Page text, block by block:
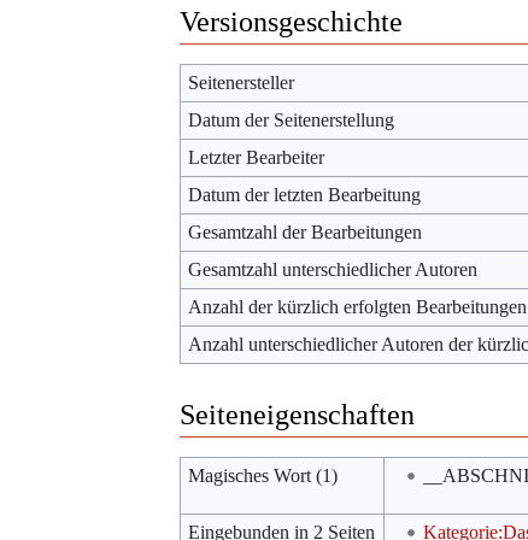
Versionsgeschichte
Seitenersteller
Datum der Seitenerstellung
Letzter Bearbeiter
Datum der letzten Bearbeitung
Gesamtzahl der Bearbeitungen
Gesamtzahl unterschiedlicher Autoren
Anzahl der kürzlich erfolgten
Anzahl unterschiedlicher Autoren der
Seiteneigenschaften
Magisches Wort (1)
Eingebunden in 2 Seiten